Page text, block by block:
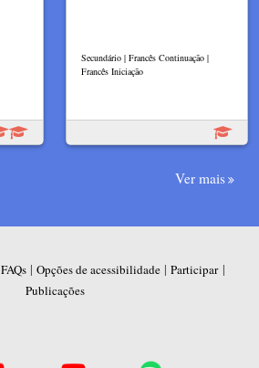
Secundário | Francês Continuação |
Francês Iniciação
Ver mais
FAQs| Opções de acessibilidade| Participar|
Publicações